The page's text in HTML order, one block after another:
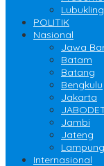
POLITIK
Nasional
Jawa
Batam
Batang
Bengkulu
Jakarta
Jambi
Jateng
Lampung
Internasional